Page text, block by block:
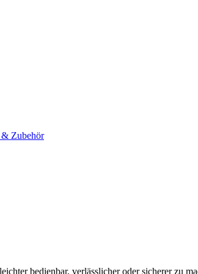
Zubehör
bedienbar, verlässlicher oder sicherer zu